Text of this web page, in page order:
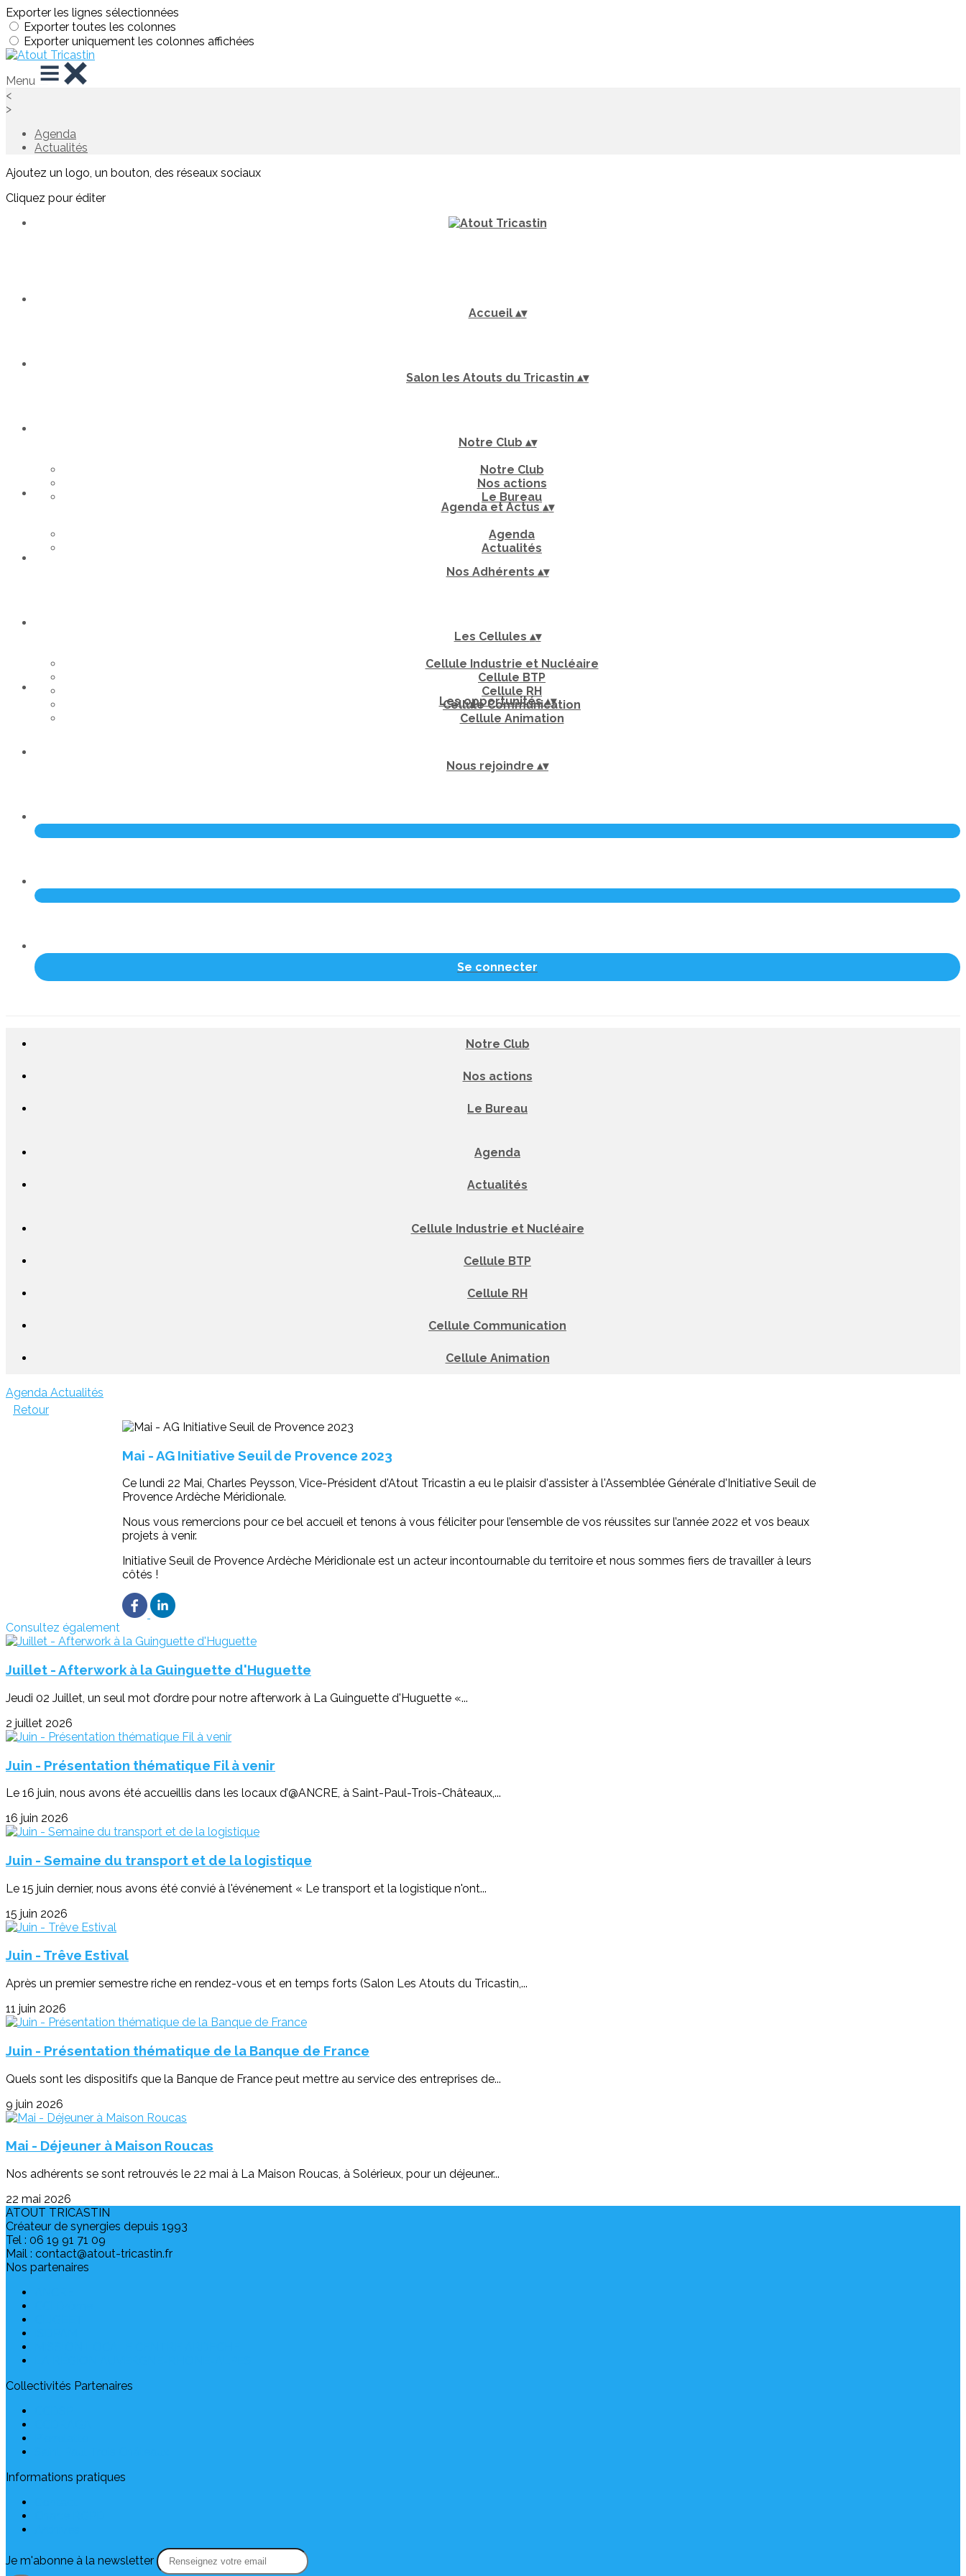
Exporter les lignes sélectionnées
Exporter toutes les colonnes
Exporter uniquement les colonnes affichées
Menu
<
>
Agenda
Actualités
Ajoutez un logo, un bouton, des réseaux sociaux
Cliquez pour éditer
Accueil ▴▾
Salon les Atouts du Tricastin ▴▾
Notre Club ▴▾
Notre Club
Nos actions
Le Bureau
Agenda et Actus▴▾
Agenda
Actualités
Nos Adhérents ▴▾
Les Cellules ▴▾
Cellule Industrie et Nucléaire
Cellule BTP
Cellule RH
Cellule Communication
Cellule Animation
Les opportunités▴▾
Nous rejoindre ▴▾
Se connecter
Notre Club
Nos actions
Le Bureau
Agenda
Actualités
Cellule Industrie et Nucléaire
Cellule BTP
Cellule RH
Cellule Communication
Cellule Animation
Agenda Actualités
Retour
Mai - AG Initiative Seuil de Provence 2023
Ce lundi 22 Mai, Charles Peysson, Vice-Président d'Atout Tricastin a eu le plaisir d'assister à l'Assemblée Générale d'Initiative Seuil de
Provence Ardèche Méridionale.
Nous vous remercions pour ce bel accueil et tenons à vous féliciter pour l’ensemble de vos réussites sur l’année 2022 et vos beaux
projets à venir.
Initiative Seuil de Provence Ardèche Méridionale est un acteur incontournable du territoire et nous sommes fiers de travailler à leurs
côtés !
Consultez également
Juillet - Afterwork à la Guinguette d'Huguette
Jeudi 02 Juillet, un seul mot d’ordre pour notre afterwork à La Guinguette d'Huguette «...
2 juillet 2026
Juin - Présentation thématique Fil à venir
Le 16 juin, nous avons été accueillis dans les locaux d’@ANCRE, à Saint-Paul-Trois-Châteaux,...
16 juin 2026
Juin - Semaine du transport et de la logistique
Le 15 juin dernier, nous avons été convié à l'événement « Le transport et la logistique n'ont...
15 juin 2026
Juin - Trêve Estival
Après un premier semestre riche en rendez-vous et en temps forts (Salon Les Atouts du Tricastin,...
11 juin 2026
Juin - Présentation thématique de la Banque de France
Quels sont les dispositifs que la Banque de France peut mettre au service des entreprises de...
9 juin 2026
Mai - Déjeuner à Maison Roucas
Nos adhérents se sont retrouvés le 22 mai à La Maison Roucas, à Solérieux, pour un déjeuner...
22 mai 2026
ATOUT TRICASTIN
Créateur de synergies depuis 1993
Tel : 06 19 91 71 09
Mail : contact@atout-tricastin.fr
Nos partenaires
Collectivités Partenaires
Informations pratiques
Je m'abonne à la newsletter